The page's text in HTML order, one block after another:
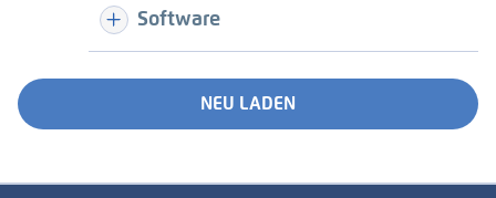
Software
NEU LADEN